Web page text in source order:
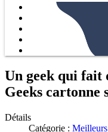
Un geek qui fait
Geeks
Détails
Catégorie :